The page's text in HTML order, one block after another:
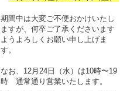
期間中は大変ご不便おかけいたし
ますが、何卒ご了承くださいます
ようよろしくお願い申し上げま
す。
なお、12月24日（水）は10時〜19
時 通常通り営業いたします。